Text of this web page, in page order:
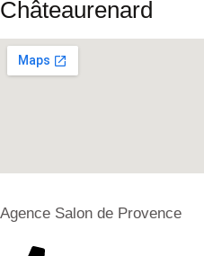
Châteaurenard
Agence Salon de Provence